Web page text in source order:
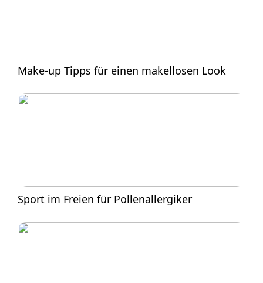
Make-up Tipps für einen makellosen Look
Sport im Freien für Pollenallergiker